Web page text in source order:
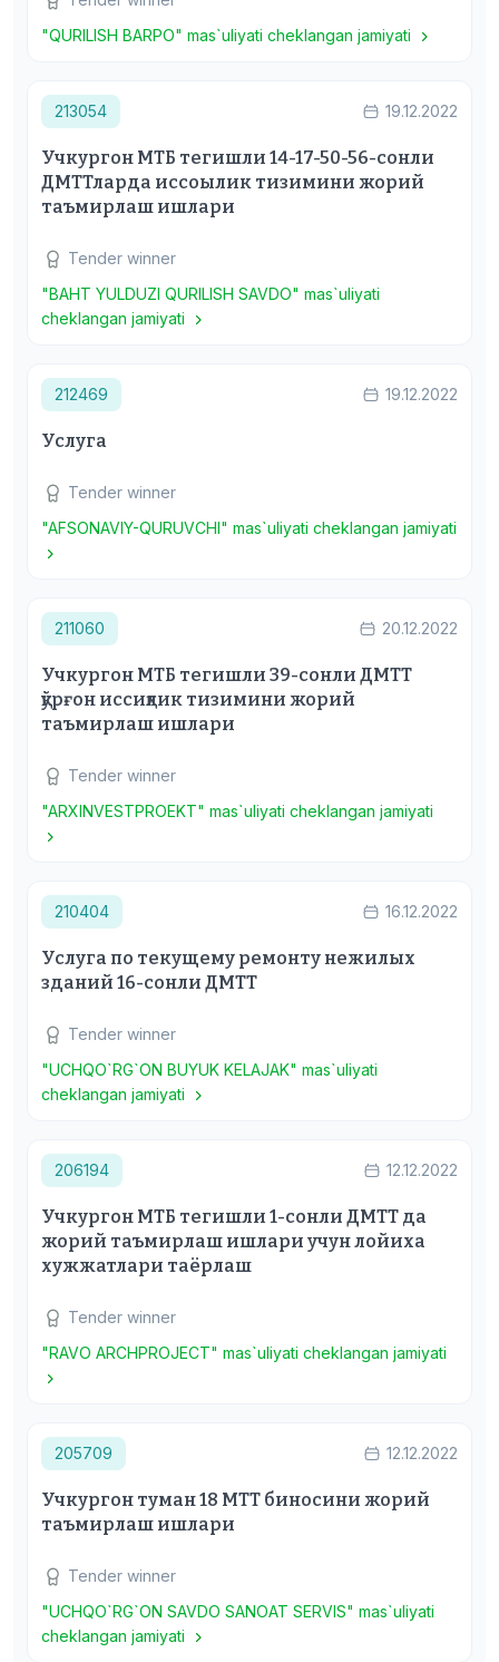
"QURILISH BARPO" mas`uliyati cheklangan jamiyati
213054 19.12.2022
Учкургон МТБ тегишли 14-17-50-56-сонли
ДМТТларда иссоылик тизимини жорий
таъмирлаш ишлари
Tender winner
"BAHT YULDUZI QURILISH SAVDO" mas`uliyati
cheklangan jamiyati
212469 19.12.2022
Услуга
Tender winner
"AFSONAVIY-QURUVCHI" mas`uliyati cheklangan jamiyati
211060 20.12.2022
Учкургон МТБ тегишли 39-сонли ДМТТ
қўрғон иссиқлик тизимини жорий
таъмирлаш ишлари
Tender winner
"ARXINVESTPROEKT" mas`uliyati cheklangan jamiyati
210404 16.12.2022
Услуга по текущему ремонту нежилых
зданий 16-сонли ДМТТ
Tender winner
"UCHQO`RG`ON BUYUK KELAJAK" mas`uliyati
cheklangan jamiyati
206194 12.12.2022
Учкургон МТБ тегишли 1-сонли ДМТТ да
жорий таъмирлаш ишлари учун лойиха
хужжатлари таёрлаш
Tender winner
"RAVO ARCHPROJECT" mas`uliyati cheklangan jamiyati
205709 12.12.2022
Учкургон туман 18 МТТ биносини жорий
таъмирлаш ишлари
Tender winner
"UCHQO`RG`ON SAVDO SANOAT SERVIS" mas`uliyati
cheklangan jamiyati